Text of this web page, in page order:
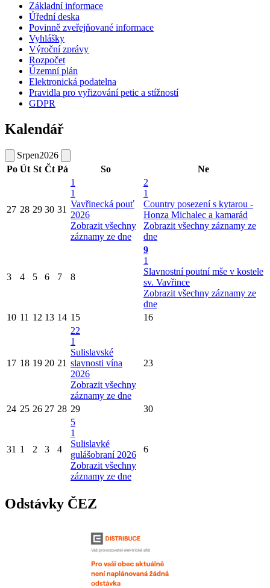
Základní informace
Úřední deska
Povinně zveřejňované informace
Vyhlášky
Výroční zprávy
Rozpočet
Územní plán
Elektronická podatelna
Pravidla pro vyřizování petic a stížností
GDPR
Kalendář
Srpen2026
Po Út St Čt Pá So Ne
27 28 29 30 31
1
1
Vavřinecká pouť
2026
Zobrazit všechny
záznamy ze dne
2
1
Country posezení s kytarou -
Honza Michalec a kamarád
Zobrazit všechny záznamy ze
dne
3 4 5 6 7 8
9
1
Slavnostní poutní mše v kostele
sv. Vavřince
Zobrazit všechny záznamy ze
dne
10 11 12 13 14 15 16
17 18 19 20 21
22
1
Sulislavské
slavnosti vína
2026
Zobrazit všechny
záznamy ze dne
23
24 25 26 27 28 29 30
31 1 2 3 4
5
1
Sulislavké
gulášobraní 2026
Zobrazit všechny
záznamy ze dne
6
Odstávky ČEZ